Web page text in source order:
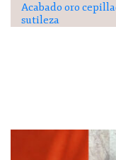
Acabado oro
sutileza